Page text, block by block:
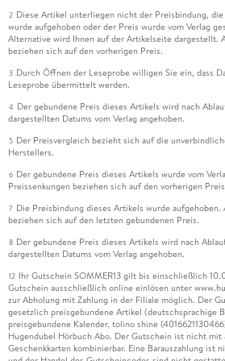
2 Diese Artikel unterliegen nicht der Preisbindung,
wurde aufgehoben oder der Preis wurde vom Verlag
Alternative wird Ihnen auf der Artikelseite dargestellt.
beziehen sich auf den vorherigen Preis.
3 Durch Öffnen der Leseprobe willigen Sie ein, dass
Leseprobe übermittelt werden.
4 Der gebundene Preis dieses Artikels wird nach
dargestellten Datums vom Verlag angehoben.
5 Der Preisvergleich bezieht sich auf die
Herstellers.
6 Der gebundene Preis dieses Artikels wurde vom
Preissenkungen beziehen sich auf den vorherigen
7 Die Preisbindung dieses Artikels wurde aufgehoben.
beziehen sich auf den letzten gebundenen Preis.
8 Der gebundene Preis dieses Artikels wird nach
dargestellten Datums vom Verlag angehoben.
12 Ihr Gutschein SOMMER13 gilt bis einschließlich
Gutschein ausschließlich online einlösen unter
zur Abholung mit Zahlung in der Filiale möglich. Der
gesetzlich preisgebundene Artikel (deutschsprachige
preisgebundene Kalender, tolino shine
Hugendubel Hörbuch Abo. Der Gutschein ist nicht mit
Geschenkkarten kombinierbar. Eine Barauszahlung ist